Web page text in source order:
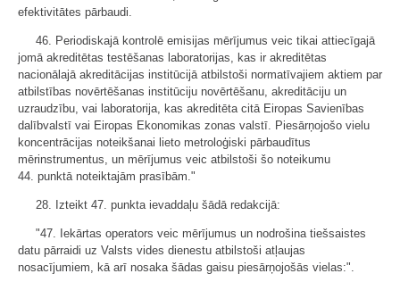
efektivitātes pārbaudi.
46. Periodiskajā kontrolē emisijas mērījumus veic tikai attiecīgajā
jomā akreditētas testēšanas laboratorijas, kas ir akreditētas
nacionālajā akreditācijas institūcijā atbilstoši normatīvajiem aktiem par
atbilstības novērtēšanas institūciju novērtēšanu, akreditāciju un
uzraudzību, vai laboratorija, kas akreditēta citā Eiropas Savienības
dalībvalstī vai Eiropas Ekonomikas zonas valstī. Piesārņojošo vielu
koncentrācijas noteikšanai lieto metroloģiski pārbaudītus
mērinstrumentus, un mērījumus veic atbilstoši šo noteikumu
44. punktā noteiktajām prasībām."
28. Izteikt 47. punkta ievaddaļu šādā redakcijā:
"47. Iekārtas operators veic mērījumus un nodrošina tiešsaistes
datu pārraidi uz Valsts vides dienestu atbilstoši atļaujas
nosacījumiem, kā arī nosaka šādas gaisu piesārņojošās vielas:".